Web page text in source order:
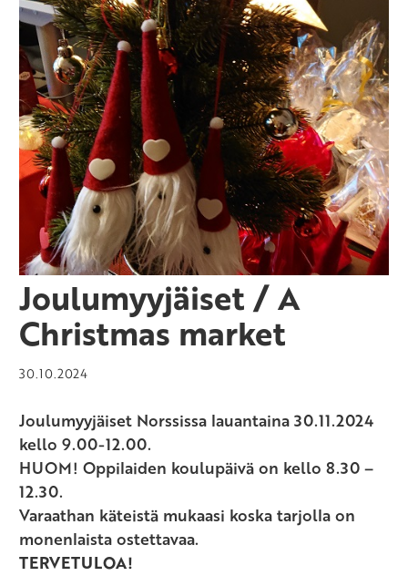
Joulumyyjäiset / A
Christmas market
30.10.2024
Joulumyyjäiset Norssissa lauantaina 30.11.2024
kello 9.00-12.00.
HUOM! Oppilaiden koulupäivä on kello 8.30 –
12.30.
Varaathan käteistä mukaasi koska tarjolla on
monenlaista ostettavaa.
TERVETULOA!